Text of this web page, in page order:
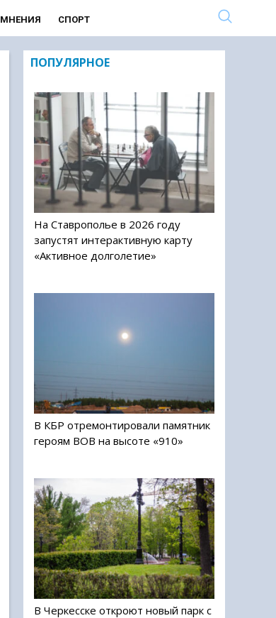
МНЕНИЯ СПОРТ
ПОПУЛЯРНОЕ
На Ставрополье в 2026 году
запустят интерактивную карту
«Активное долголетие»
В КБР отремонтировали памятник
героям ВОВ на высоте «910»
В Черкесске откроют новый парк с